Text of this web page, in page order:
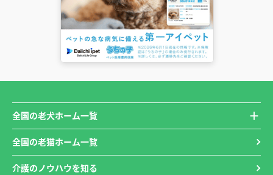
全国の老犬ホーム一覧
全国の老猫ホーム一覧
介護のノウハウを知る